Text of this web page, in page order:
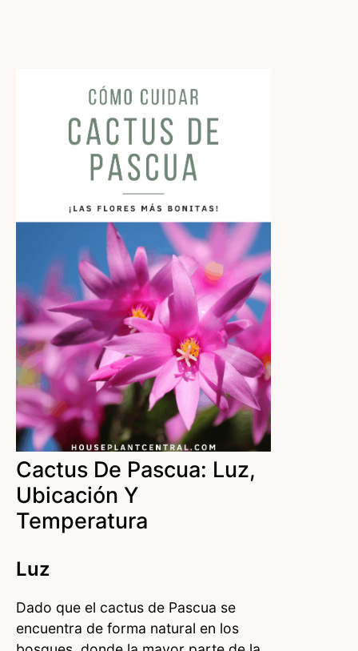
Cactus De Pascua: Luz,
Ubicación Y
Temperatura
Luz
Dado que el cactus de Pascua se
encuentra de forma natural en los